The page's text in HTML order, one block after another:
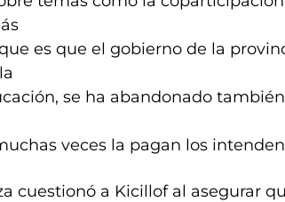
es que el gobierno de la
se ha abandonado
veces la pagan los
cuestionó a Kicillof al asegurar